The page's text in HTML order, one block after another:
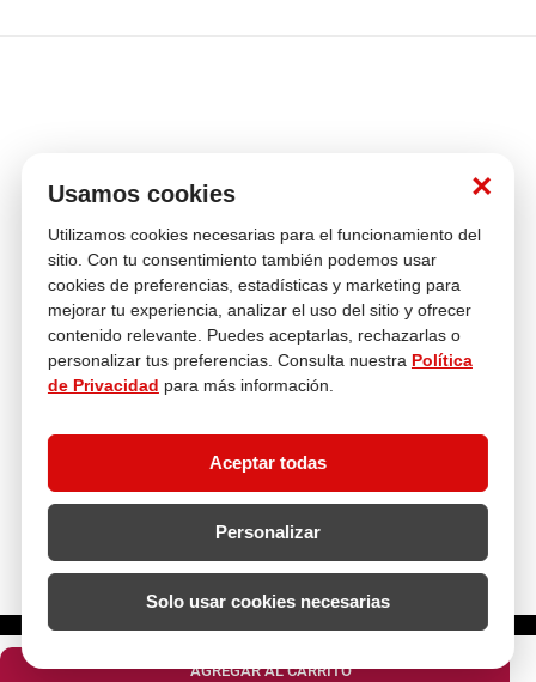
×
Usamos cookies
Utilizamos cookies necesarias para el funcionamiento del
sitio. Con tu consentimiento también podemos usar
cookies de preferencias, estadísticas y marketing para
mejorar tu experiencia, analizar el uso del sitio y ofrecer
contenido relevante. Puedes aceptarlas, rechazarlas o
personalizar tus preferencias. Consulta nuestra Política
de Privacidad para más información.
Aceptar todas
Personalizar
Solo usar cookies necesarias
AGREGAR AL CARRITO
telefónica
tranquilidad
Medios de pago
Devoluciones
Asesoría
En tus compras
¿Necesitas ayuda con tu compra?
hola@multitop.pe
Central Telefónica: 01 619 4444
Kimberly Garcia
kgarcia@multitop.pe
Av. Iquitos 670 - 699, La Victoria